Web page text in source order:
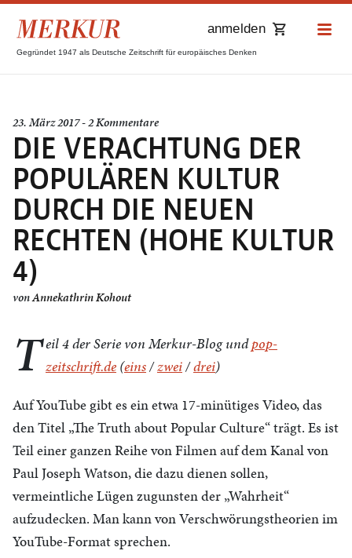
Gegründet 1947 als Deutsche Zeitschrift für europäisches Denken
anmelden
23. März 2017 - 2 Kommentare
DIE VERACHTUNG DER
POPULÄREN KULTUR
DURCH DIE NEUEN
RECHTEN (HOHE KULTUR
4)
vonAnnekathrin Kohout
T eil 4 der Serie von Merkur-Blog undpop-
zeitschrift.de (eins/zwei/drei)
Auf YouTube gibt es ein etwa 17-minütiges Video, das
den Titel „The Truth about Popular Culture“ trägt. Es ist
Teil einer ganzen Reihe von Filmen auf dem Kanal von
Paul Joseph Watson, die dazu dienen sollen,
vermeintliche Lügen zugunsten der „Wahrheit“
aufzudecken. Man kann von Verschwörungstheorien im
YouTube-Format sprechen.